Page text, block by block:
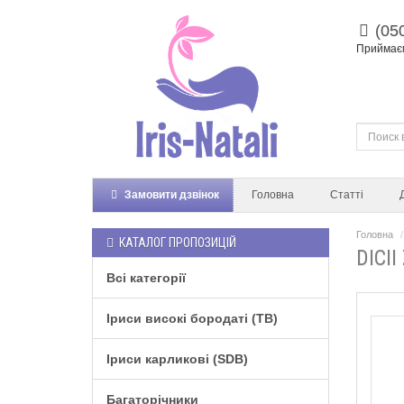
Замовити дзвінок Головна Статті
КАТАЛОГ ПРОПОЗИЦІЙ
Всі категорії
Іриси високі бородаті (TB)
Іриси карликові (SDB)
Багаторічники
Головна
DICII